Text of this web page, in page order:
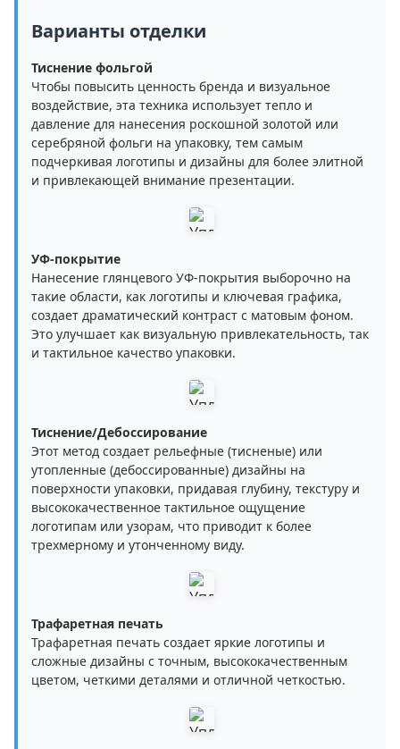
Варианты отделки
Тиснение фольгой
Чтобы повысить ценность бренда и визуальное
воздействие, эта техника использует тепло и
давление для нанесения роскошной золотой или
серебряной фольги на упаковку, тем самым
подчеркивая логотипы и дизайны для более элитной
и привлекающей внимание презентации.
УФ-покрытие
Нанесение глянцевого УФ-покрытия выборочно на
такие области, как логотипы и ключевая графика,
создает драматический контраст с матовым фоном.
Это улучшает как визуальную привлекательность, так
и тактильное качество упаковки.
Тиснение/Дебоссирование
Этот метод создает рельефные (тисненые) или
утопленные (дебоссированные) дизайны на
поверхности упаковки, придавая глубину, текстуру и
высококачественное тактильное ощущение
логотипам или узорам, что приводит к более
трехмерному и утонченному виду.
Трафаретная печать
Трафаретная печать создает яркие логотипы и
сложные дизайны с точным, высококачественным
цветом, четкими деталями и отличной четкостью.